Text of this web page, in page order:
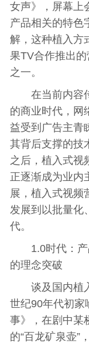
女声》，屏幕上
产品相关的特色
解，这种植入方
果TV合作推出
之一。
在当前内容传
的商业时代，网
益受到广告主青
其背后支撑的技
之后，植入式视
正逐渐成为业内
展，植入式视频
发展到以批量化
代。
1.0时代：产
的理念突破
谈及国内植入
世纪90年代初家
事》，在剧中某
的“百龙矿泉壶”